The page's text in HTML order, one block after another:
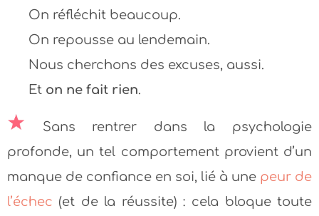
On réfléchit beaucoup.
On repousse au lendemain.
Nous cherchons des excuses, aussi.
Et on ne fait rien.
Sans rentrer dans la psychologie
profonde, un tel comportement provient d’un
manque de confiance en soi, lié à une peur de
l’échec (et de la réussite) : cela bloque toute